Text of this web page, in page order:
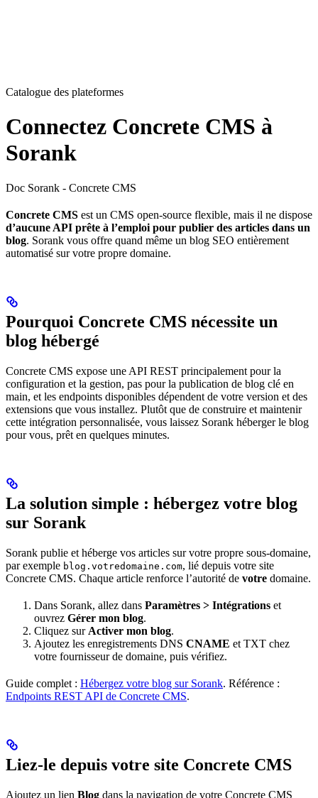
Catalogue des plateformes
Connectez Concrete CMS à
Sorank
Doc Sorank - Concrete CMS
Concrete CMS est un CMS open-source flexible, mais il ne dispose
d’aucune API prête à l’emploi pour publier des articles dans un
blog. Sorank vous offre quand même un blog SEO entièrement
automatisé sur votre propre domaine.
Pourquoi Concrete CMS nécessite un
blog hébergé
Concrete CMS expose une API REST principalement pour la
configuration et la gestion, pas pour la publication de blog clé en
main, et les endpoints disponibles dépendent de votre version et des
extensions que vous installez. Plutôt que de construire et maintenir
cette intégration personnalisée, vous laissez Sorank héberger le blog
pour vous, prêt en quelques minutes.
La solution simple : hébergez votre blog
sur Sorank
Sorank publie et héberge vos articles sur votre propre sous-domaine,
par exemple blog.votredomaine.com, lié depuis votre site
Concrete CMS. Chaque article renforce l’autorité de votre domaine.
Dans Sorank, allez dans Paramètres > Intégrations et
ouvrez Gérer mon blog.
Cliquez sur Activer mon blog.
Ajoutez les enregistrements DNS CNAME et TXT chez
votre fournisseur de domaine, puis vérifiez.
Guide complet : Hébergez votre blog sur Sorank. Référence :
Endpoints REST API de Concrete CMS.
Liez-le depuis votre site Concrete CMS
Ajoutez un lien Blog dans la navigation de votre Concrete CMS